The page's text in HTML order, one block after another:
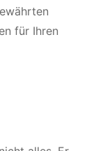
für Ihren